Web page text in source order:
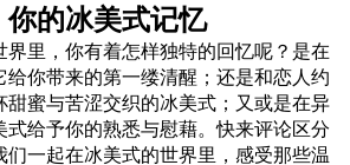
的冰美式记忆
界里，你有着怎样独特的回忆呢？是在
给你带来的第一缕清醒；还是和恋人约
甜蜜与苦涩交织的冰美式；又或是在异
式给予你的熟悉与慰藉。快来评论区分
们一起在冰美式的世界里，感受那些温